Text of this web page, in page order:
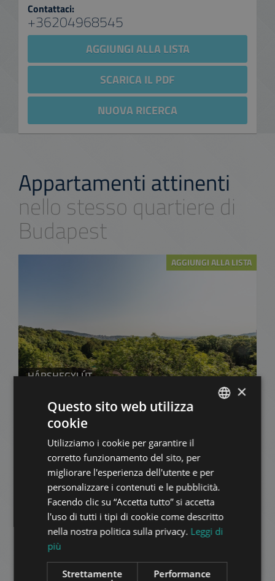
Contattaci:
+36204968545
AGGIUNGI ALLA LISTA
SCARICA IL PDF
NUOVA RICERCA
Appartamenti attinenti
nello stesso quartiere di
Budapest
AGGIUNGI ALLA LISTA
HÁRSHEGYI ÚT
260.000.000 HUF
Quartiere 2 • 3 camere da letto • 120 m2
AGGIUNGI ALLA LISTA
MANSION CLOSE TO AMERICAN SCHOOL
FRENCH
ITALIAN
SPANISH
ARABIC
×
Questo sito web utilizza
cookie
Utilizziamo i cookie per garantire il
corretto funzionamento del sito, per
migliorare l'esperienza dell'utente e per
personalizzare i contenuti e le pubblicità.
Facendo clic su “Accetta tutto” si accetta
l'uso di tutti i tipi di cookie come descritto
nella nostra politica sulla privacy. Leggi di
più
Strettamente
Performance